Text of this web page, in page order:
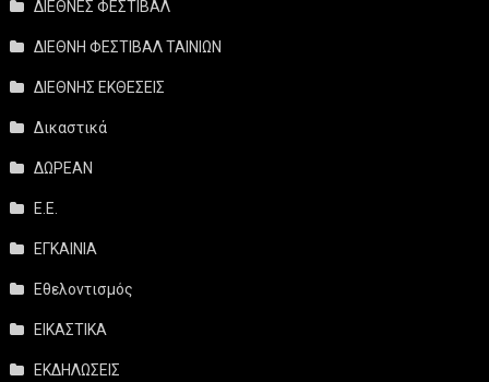
ΔΙΕΘΝΕΣ ΦΕΣΤΙΒΑΛ
ΔΙΕΘΝΗ ΦΕΣΤΙΒΑΛ ΤΑΙΝΙΩΝ
ΔΙΕΘΝΗΣ ΕΚΘΕΣΕΙΣ
Δικαστικά
ΔΩΡΕΑΝ
Ε.Ε.
ΕΓΚΑΙΝΙΑ
Εθελοντισμός
ΕΙΚΑΣΤΙΚΑ
ΕΚΔΗΛΩΣΕΙΣ